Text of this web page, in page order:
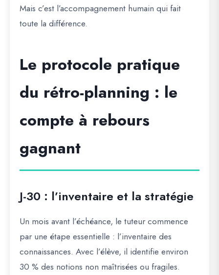
Mais c’est l’accompagnement humain qui fait
toute la différence.
Le protocole pratique
du rétro-planning : le
compte à rebours
gagnant
J-30 : l’inventaire et la stratégie
Un mois avant l’échéance, le tuteur commence
par une étape essentielle : l’inventaire des
connaissances. Avec l’élève, il identifie environ
30 % des notions non maîtrisées ou fragiles.